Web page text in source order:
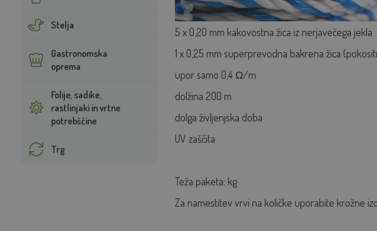
Stelja
Gastronomska
oprema
Folije, sadike,
rastlinjaki in vrtne
potrebščine
Trg
5 x 0,20 mm kakovostna žica iz nerjavečega jekla
1 x 0,25 mm superprevodna bakrena žica
upor samo 0,4 Ω/m
dolžina 200 m
dolga življenjska doba
UV zaščita
Teža paketa: kg
Za namestitev vrvi na količke uporabite krožne